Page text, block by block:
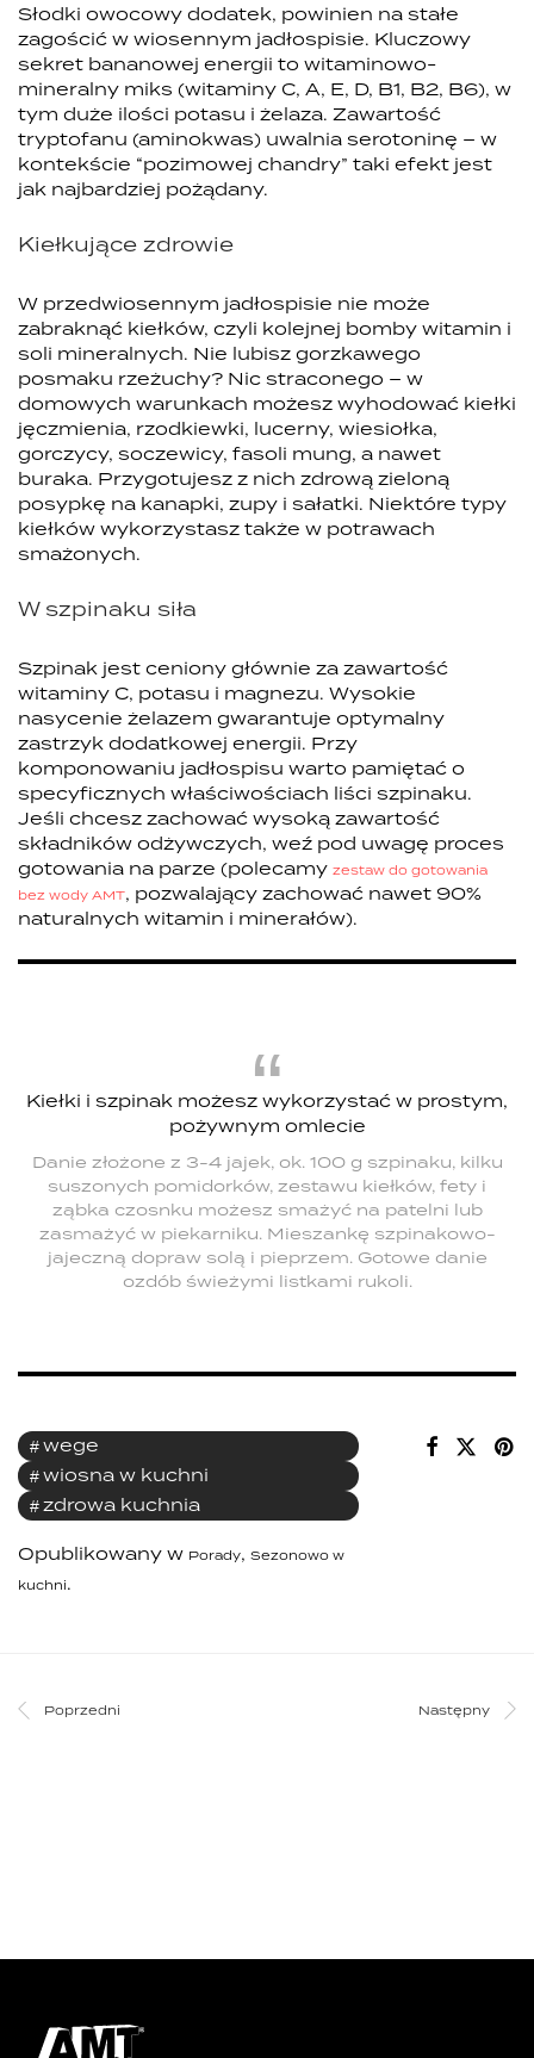
Słodki owocowy dodatek, powinien na stałe
zagościć w wiosennym jadłospisie. Kluczowy
sekret bananowej energii to witaminowo-
mineralny miks (witaminy C, A, E, D, B1, B2, B6), w
tym duże ilości potasu i żelaza. Zawartość
tryptofanu (aminokwas) uwalnia serotoninę – w
kontekście “pozimowej chandry” taki efekt jest
jak najbardziej pożądany.
Kiełkujące zdrowie
W przedwiosennym jadłospisie nie może
zabraknąć kiełków, czyli kolejnej bomby witamin i
soli mineralnych. Nie lubisz gorzkawego
posmaku rzeżuchy? Nic straconego – w
domowych warunkach możesz wyhodować kiełki
jęczmienia, rzodkiewki, lucerny, wiesiołka,
gorczycy, soczewicy, fasoli mung, a nawet
buraka. Przygotujesz z nich zdrową zieloną
posypkę na kanapki, zupy i sałatki. Niektóre typy
kiełków wykorzystasz także w potrawach
smażonych.
W szpinaku siła
Szpinak jest ceniony głównie za zawartość
witaminy C, potasu i magnezu. Wysokie
nasycenie żelazem gwarantuje optymalny
zastrzyk dodatkowej energii. Przy
komponowaniu jadłospisu warto pamiętać o
specyficznych właściwościach liści szpinaku.
Jeśli chcesz zachować wysoką zawartość
składników odżywczych, weź pod uwagę proces
gotowania na parze (polecamy zestaw do gotowania
bez wody AMT, pozwalający zachować nawet 90%
naturalnych witamin i minerałów).
Kiełki i szpinak możesz wykorzystać w prostym,
pożywnym omlecie
Danie złożone z 3-4 jajek, ok. 100 g szpinaku, kilku
suszonych pomidorków, zestawu kiełków, fety i
ząbka czosnku możesz smażyć na patelni lub
zasmażyć w piekarniku. Mieszankę szpinakowo-
jajeczną dopraw solą i pieprzem. Gotowe danie
ozdób świeżymi listkami rukoli.
wege
wiosna w kuchni
zdrowa kuchnia
Opublikowany w Porady, Sezonowo w
kuchni.
Poprzedni Następny